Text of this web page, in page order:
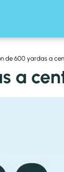
de 600 yardas a
a